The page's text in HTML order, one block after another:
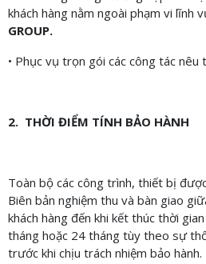
khách hàng nằm ngoài phạm vi lĩnh
GROUP.
• Phục vụ trọn gói các công tác nêu
2. THỜI ĐIỂM TÍNH BẢO HÀNH
Toàn bộ các công trình, thiết bị
Biên bản nghiệm thu và bàn giao
khách hàng đến khi kết thúc thời
tháng hoặc 24 tháng tùy theo sự
trước khi chịu trách nhiệm bảo hành.